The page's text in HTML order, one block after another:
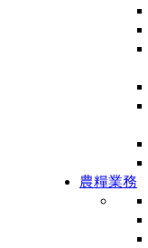
農糧業務